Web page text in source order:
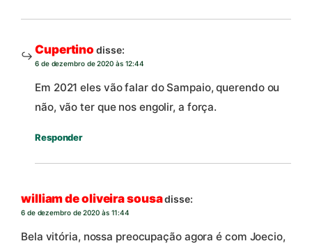
Cupertino disse:
6 de dezembro de 2020 às 12:44
Em 2021 eles vão falar do Sampaio, querendo ou
não, vão ter que nos engolir, a força.
Responder
william de oliveira sousadisse:
6 de dezembro de 2020 às 11:44
Bela vitória, nossa preocupação agora é com Joecio,